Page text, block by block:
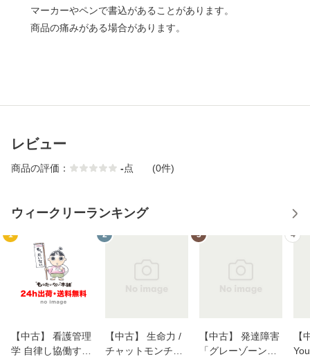
マーカーやペンで書込があることがあります。
商品の痛みがある場合があります。
レビュー
商品の評価： -点 (0件)
ウィークリーランキング
1
【中古】 看護管理
学 自律し協働する
2
【中古】 生命力 /
チャットモンチー /
3
【中古】 発達障害
「グレーゾーン」
4
【